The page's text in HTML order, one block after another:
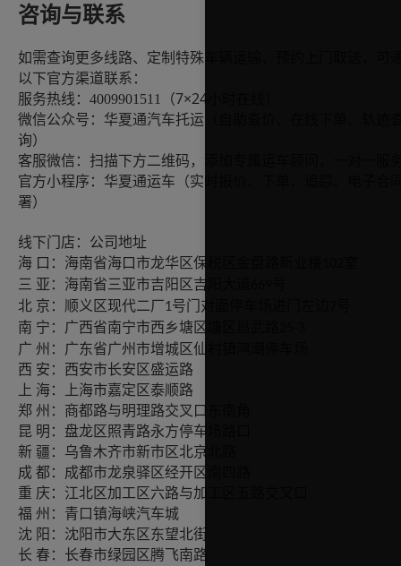
咨询与联系
如需查询更多线路、定制特殊车辆运输、预约上门取送，可
以下官方渠道联系：
服务热线： 4009901511（7×24小时在线）
微信公众号：华夏通汽车托运（自助查价、在线下单、轨迹
询）
客服微信：扫描下方二维码，添加专属运车顾问，一对一服
官方小程序：华夏通运车（实时报价、下单、追踪、电子合
署）
线下门店：公司地址
海 口：海南省海口市龙华区保税区金盘路新业楼
三 亚：海南省三亚市吉阳区吉阳大道
北 京：顺义区现代二厂1号门对面停车场进门左边
南 宁：广西省南宁市西乡塘区塘区邕武路
广 州：广东省广州市增城区仙村镇鸿潮停车场
西 安：西安市长安区盛运路
上 海：上海市嘉定区泰顺路
郑 州：商都路与明理路交叉口东南角
昆 明：盘龙区照青路永方停车场路口
新 疆：乌鲁木齐市新市区北京北路
成 都：成都市龙泉驿区经开区南四路
重 庆：江北区加工区六路与加工区五路交叉口
福 州：青口镇海峡汽车城
沈 阳：沈阳市大东区东望北街
长 春：长春市绿园区腾飞南路